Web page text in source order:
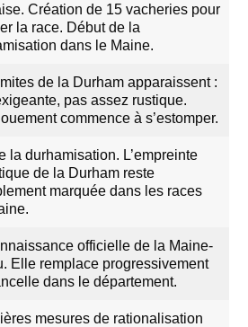
Création de 15 vacheries pour
la race. Début de la
dans le Maine.
de la Durham apparaissent :
pas assez rustique.
commence à s’estomper.
la durhamisation. L’empreinte
de la Durham reste
marquée dans les races
officielle de la Maine-
Elle remplace progressivement
dans le département.
mesures de rationalisation